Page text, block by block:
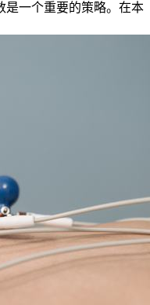
是一个重要的策略。在本